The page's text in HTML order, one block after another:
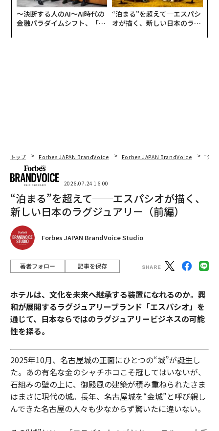
〜決断する人のAI〜AI時代の
金融パラダイムシフト、「超
“泊まる”を超えて─エスパシ
オが描く、新しい日本のラグ
トップ Forbes JAPAN BrandVoice Forbes JAPAN BrandVoice “泊
2026.07.24 16:00
“泊まる”を超えて──エスパシオが描く、
新しい日本のラグジュアリー（前編）
Forbes JAPAN BrandVoice Studio
著者フォロー 記事を保存
ホテルは、文化を未来へ継承する装置になれるのか。興
和が展開するラグジュアリーブランド「エスパシオ」を
通じて、日本ならではのラグジュアリービジネスの可能
性を探る。
2025年10月、名古屋城の正面にひとつの“城”が誕生し
た。あの有名な金のシャチホコこそ冠してはいないが、
石組みの壁の上に、御殿風の建築が積み重ねられたさま
はまさに現代の城。長年、名古屋城を“金城”と呼び親し
んできた名古屋の人々も少なからず驚いたに違いない。